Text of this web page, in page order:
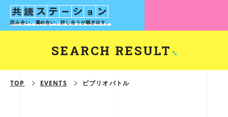
読み合い、薦め合い、評し合うが騒ぎ出す。
SEARCH RESULT
TOP EVENTS ビブリオバトル